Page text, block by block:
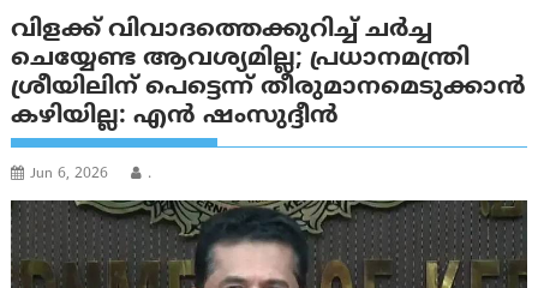
വിളക്ക് വിവാദത്തെക്കുറിച്ച് ചർച്ച
ചെയ്യേണ്ട ആവശ്യമില്ല; പ്രധാനമന്ത്രി
ശ്രീയിലിന് പെട്ടെന്ന് തീരുമാനമെടുക്കാൻ
കഴിയില്ല: എൻ ഷംസുദ്ദീൻ
Jun 6, 2026 .